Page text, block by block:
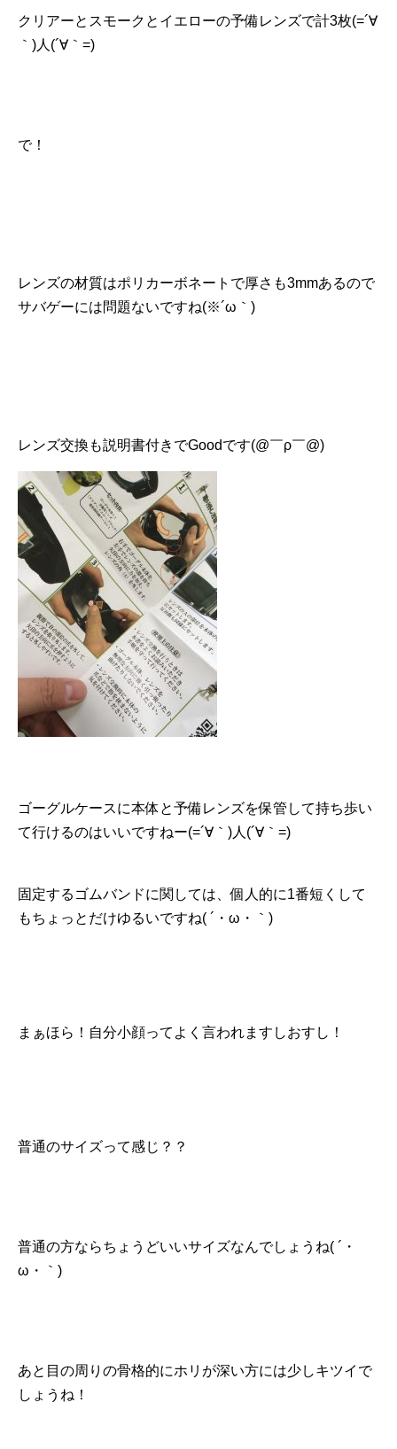
クリアーとスモークとイエローの予備レンズで計3枚(=´∀
｀)人(´∀｀=)
で！
レンズの材質はポリカーボネートで厚さも3mmあるので
サバゲーには問題ないですね(※´ω｀)
レンズ交換も説明書付きでGoodです(@￣ρ￣@)
ゴーグルケースに本体と予備レンズを保管して持ち歩い
て行けるのはいいですねー(=´∀｀)人(´∀｀=)
固定するゴムバンドに関しては、個人的に1番短くして
もちょっとだけゆるいですね( ´・ω・｀)
まぁほら！自分小顔ってよく言われますしおすし！
普通のサイズって感じ？？
普通の方ならちょうどいいサイズなんでしょうね( ´・
ω・｀)
あと目の周りの骨格的にホリが深い方には少しキツイで
しょうね！